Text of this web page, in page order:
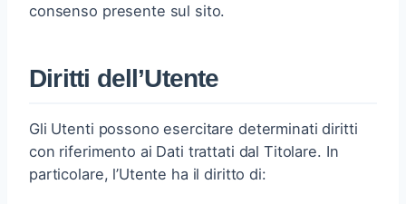
consenso presente sul sito.
Diritti dell’Utente
Gli Utenti possono esercitare determinati diritti
con riferimento ai Dati trattati dal Titolare. In
particolare, l’Utente ha il diritto di: